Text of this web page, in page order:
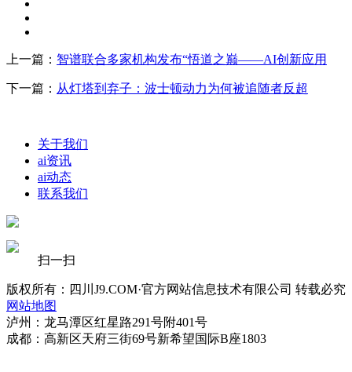
上一篇： 智谱联合多家机构发布“悟道之巅——AI创新应用
下一篇： 从灯塔到弃子：波士顿动力为何被追随者反超
关于我们
ai资讯
ai动态
联系我们
扫一扫
版权所有：四川J9.COM·官方网站信息技术有限公司 转载必究
网站地图
泸州：龙马潭区红星路291号附401号
成都：高新区天府三街69号新希望国际B座1803